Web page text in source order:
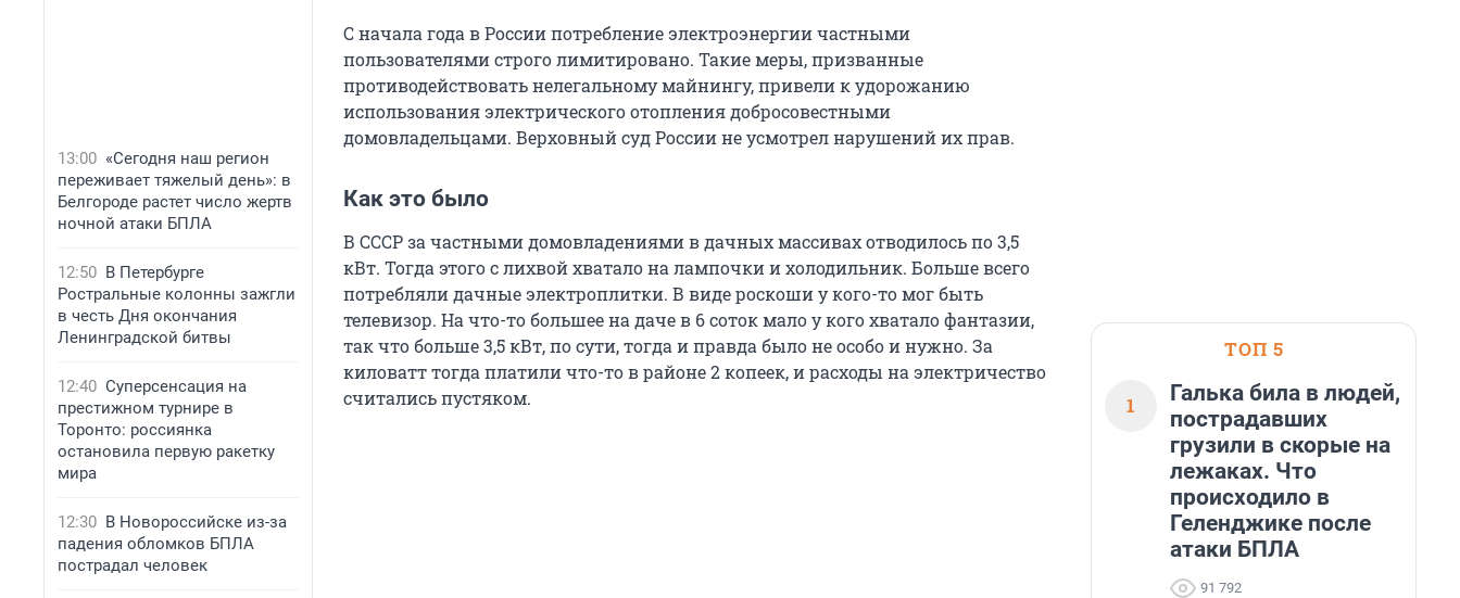
13:00 «Сегодня наш регион
переживает тяжелый день»: в
Белгороде растет число жертв
ночной атаки БПЛА
12:50 В Петербурге
Ростральные колонны зажгли
в честь Дня окончания
Ленинградской битвы
12:40 Суперсенсация на
престижном турнире в
Торонто: россиянка
остановила первую ракетку
мира
12:30 В Новороссийске из-за
падения обломков БПЛА
пострадал человек
С начала года в России потребление электроэнергии частными
пользователями строго лимитировано. Такие меры, призванные
противодействовать нелегальному майнингу, привели к удорожанию
использования электрического отопления добросовестными
домовладельцами. Верховный суд России не усмотрел нарушений их прав.
Как это было
В СССР за частными домовладениями в дачных массивах отводилось по 3,5
кВт. Тогда этого с лихвой хватало на лампочки и холодильник. Больше всего
потребляли дачные электроплитки. В виде роскоши у кого-то мог быть
телевизор. На что-то большее на даче в 6 соток мало у кого хватало фантазии,
так что больше 3,5 кВт, по сути, тогда и правда было не особо и нужно. За
киловатт тогда платили что-то в районе 2 копеек, и расходы на электричество
считались пустяком.
ТОП 5
1
Галька била в людей,
пострадавших
грузили в скорые на
лежаках. Что
происходило в
Геленджике после
атаки БПЛА
91 792